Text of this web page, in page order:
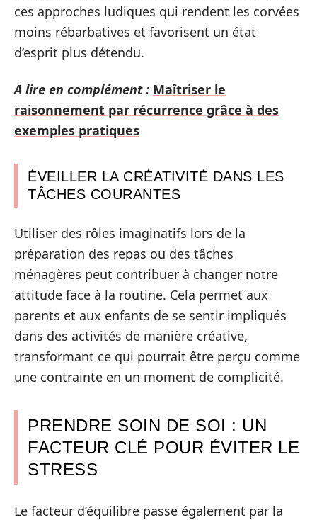
ces approches ludiques qui rendent les corvées
moins rébarbatives et favorisent un état
d’esprit plus détendu.
A lire en complément : Maîtriser le
raisonnement par récurrence grâce à des
exemples pratiques
ÉVEILLER LA CRÉATIVITÉ DANS LES
TÂCHES COURANTES
Utiliser des rôles imaginatifs lors de la
préparation des repas ou des tâches
ménagères peut contribuer à changer notre
attitude face à la routine. Cela permet aux
parents et aux enfants de se sentir impliqués
dans des activités de manière créative,
transformant ce qui pourrait être perçu comme
une contrainte en un moment de complicité.
PRENDRE SOIN DE SOI : UN
FACTEUR CLÉ POUR ÉVITER LE
STRESS
Le facteur d’équilibre passe également par la